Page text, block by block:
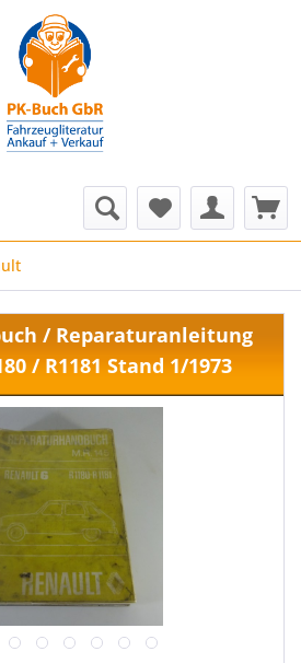
/ Reparaturanleitung
/ R1181 Stand 1/1973